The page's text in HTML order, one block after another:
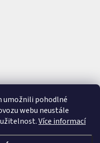
umožnili pohodlné
webu neustále
Více informací